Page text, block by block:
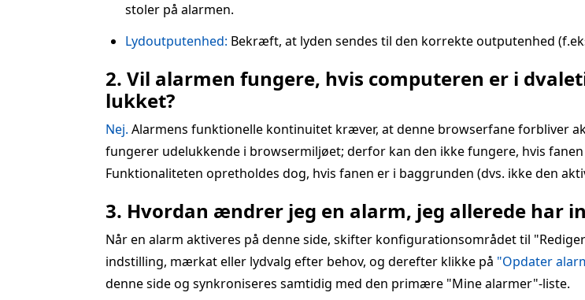
stoler på alarmen.
Lydoutputenhed: Bekræft, at lyden sendes til den korrekte outputenhed
2. Vil alarmen fungere, hvis computeren er i
lukket?
Nej. Alarmens funktionelle kontinuitet kræver, at denne browserfane forbliver
fungerer udelukkende i browsermiljøet; derfor kan den ikke fungere, hvis
Funktionaliteten opretholdes dog, hvis fanen er i baggrunden (dvs. ikke den
3. Hvordan ændrer jeg en alarm, jeg allerede har
Når en alarm aktiveres på denne side, skifter konfigurationsområdet til
indstilling, mærkat eller lydvalg efter behov, og derefter klikke på "Opdater
denne side og synkroniseres samtidig med den primære "Mine alarmer"-liste.